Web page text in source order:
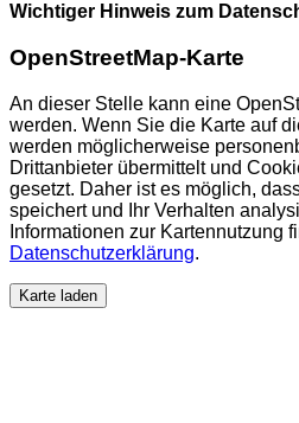
Wichtiger Hinweis zum
OpenStreetMap-Karte
An dieser Stelle kann eine
werden. Wenn Sie die Karte auf
werden möglicherweise
Drittanbieter übermittelt und
gesetzt. Daher ist es möglich,
speichert und Ihr Verhalten
Informationen zur Kartennutzung
Datenschutzerklärung.
Karte laden